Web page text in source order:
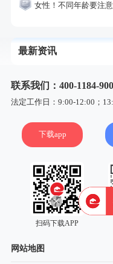
女性！不同年龄要注意这些疾病！
最新资讯
联系我们：400-1184-900
法定工作日：9:00-12:00；
下载app
扫码下载APP
网站地图